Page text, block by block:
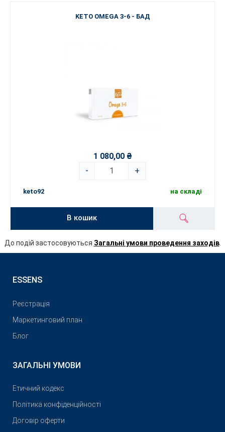
KETO OMEGA 3-6 - БАД
1 080,00 ₴
-
+
keto92 на складі
В кошик
До подій застосовуються Загальні умови проведення заходів.
ESSENS
Реєстрація
Маркетинговий план
Блог
ЗАГАЛЬНІ УМОВИ
Етичний кодекс
Політика конфіденційності
Договір оферти